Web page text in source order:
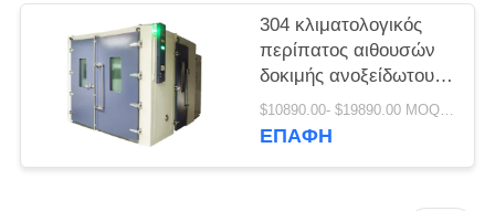
304 κλιματολογικός
περίπατος αιθουσών
δοκιμής ανοξείδωτου
στο δωμάτιο υγρασίας
θερμοκρασίας
$10890.00- $19890.00 MOQ:1 σύνολο
ΕΠΑΦΉ